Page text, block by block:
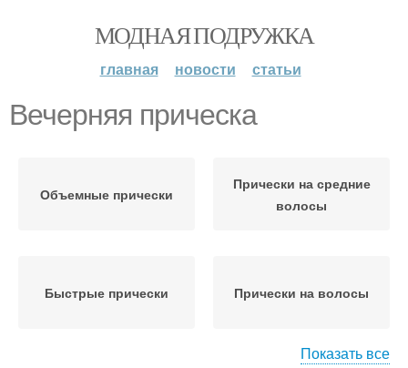
МОДНАЯ ПОДРУЖКА
главная новости статьи
Вечерняя прическа
Объемные прически
Прически на средние
волосы
Быстрые прически Прически на волосы
Показать все